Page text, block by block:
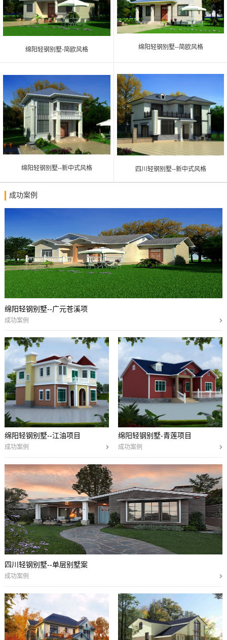
绵阳轻钢别墅-简欧风格 绵阳轻钢别墅--简欧风格
绵阳轻钢别墅--新中式风格 四川轻钢别墅--新中式风格
成功案例
绵阳轻钢别墅--广元苍溪项
成功案例
绵阳轻钢别墅-青莲项目
成功案例
绵阳轻钢别墅--江油项目
成功案例
四川轻钢别墅--单层别墅案
成功案例